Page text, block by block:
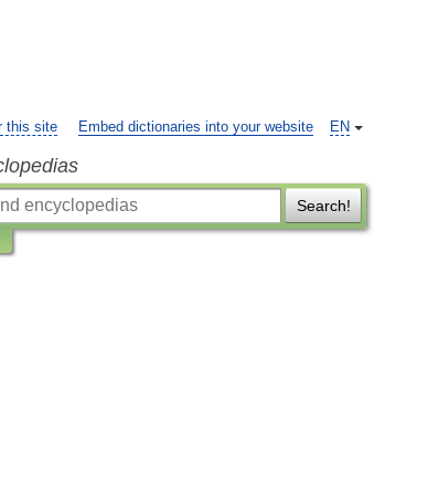
EN
this site Embed dictionaries into your website
Search!